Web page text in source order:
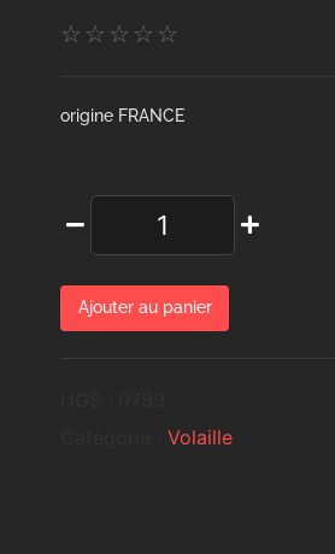
☆ ☆ ☆ ☆ ☆
origine FRANCE
Ajouter au panier
Volaille